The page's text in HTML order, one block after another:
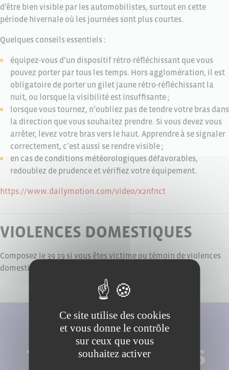
d’être bien visible par les automobilistes, surtout en cette
période hivernale où les journées sont plus courtes.
Quelques conseils essentiels :
équipez-vous d’un dispositif rétro-réfléchissant que vous
pouvez porter par tous les temps. Hors agglomération, il est
obligatoire de porter un gilet jaune rétro-réfléchissant la
nuit, ou lorsque la visibilité est insuffisante ;
lorsque vous tournez, n’oubliez pas de tendre votre bras dans
la direction que vous souhaitez prendre. Si vous devez vous
arrêter, levez votre bras vers le haut. Apprendre à se signaler
correctement, c’est aussi se rendre visible ;
en cas de conditions météorologiques défavorables,
redoublez de prudence et vérifiez votre équipement.
https://www.dailymotion.com/video/x2nfnct
VIOLENCES DOMESTIQUES
Composez le 39 19 si vous êtes victime ou témoin de violences
domestiques.
Ce site utilise des cookies
et vous donne le contrôle
sur ceux que vous
souhaitez activer